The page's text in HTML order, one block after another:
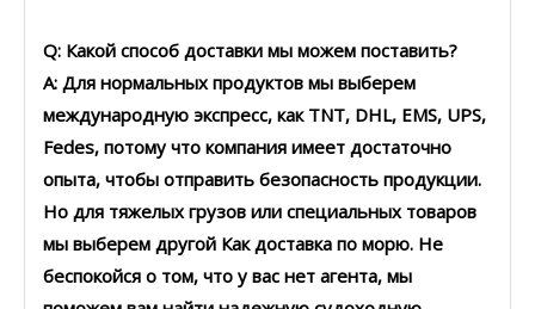
Q: Какой способ доставки мы можем поставить?
A: Для нормальных продуктов мы выберем
международную экспресс, как TNT, DHL, EMS, UPS,
Fedes, потому что компания имеет достаточно
опыта, чтобы отправить безопасность продукции.
Но для тяжелых грузов или специальных товаров
мы выберем другой Как доставка по морю. Не
беспокойся о том, что у вас нет агента, мы